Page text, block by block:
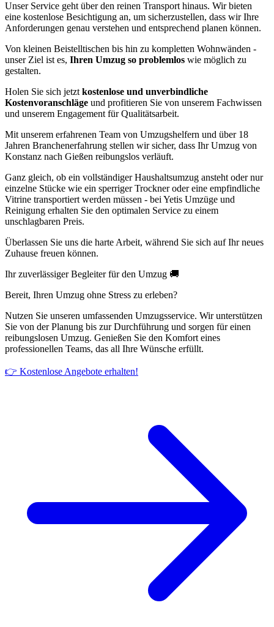
Unser Service geht über den reinen Transport hinaus. Wir bieten
eine kostenlose Besichtigung an, um sicherzustellen, dass wir Ihre
Anforderungen genau verstehen und entsprechend planen können.
Von kleinen Beistelltischen bis hin zu kompletten Wohnwänden -
unser Ziel ist es, Ihren Umzug so problemlos wie möglich zu
gestalten.
Holen Sie sich jetzt kostenlose und unverbindliche
Kostenvoranschläge und profitieren Sie von unserem Fachwissen
und unserem Engagement für Qualitätsarbeit.
Mit unserem erfahrenen Team von Umzugshelfern und über 18
Jahren Branchenerfahrung stellen wir sicher, dass Ihr Umzug von
Konstanz nach Gießen reibungslos verläuft.
Ganz gleich, ob ein vollständiger Haushaltsumzug ansteht oder nur
einzelne Stücke wie ein sperriger Trockner oder eine empfindliche
Vitrine transportiert werden müssen - bei Yetis Umzüge und
Reinigung erhalten Sie den optimalen Service zu einem
unschlagbaren Preis.
Überlassen Sie uns die harte Arbeit, während Sie sich auf Ihr neues
Zuhause freuen können.
Ihr zuverlässiger Begleiter für den Umzug 🚚
Bereit, Ihren Umzug ohne Stress zu erleben?
Nutzen Sie unseren umfassenden Umzugsservice. Wir unterstützen
Sie von der Planung bis zur Durchführung und sorgen für einen
reibungslosen Umzug. Genießen Sie den Komfort eines
professionellen Teams, das all Ihre Wünsche erfüllt.
👉 Kostenlose Angebote erhalten!